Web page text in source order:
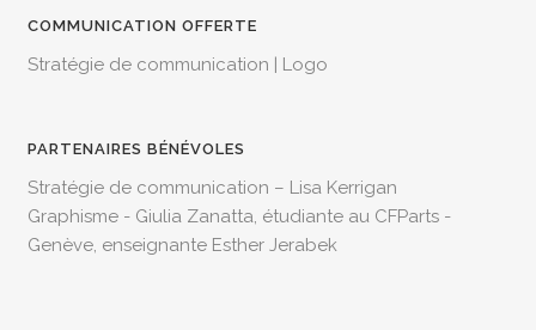
COMMUNICATION OFFERTE
Stratégie de communication | Logo
PARTENAIRES BÉNÉVOLES
Stratégie de communication – Lisa Kerrigan
Graphisme - Giulia Zanatta, étudiante au CFParts -
Genève, enseignante Esther Jerabek